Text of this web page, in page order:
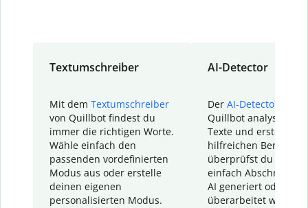
Textumschreiber
Mit dem Textumschreiber
von Quillbot findest du
immer die richtigen Worte.
Wähle einfach den
passenden vordefinierten
Modus aus oder erstelle
deinen eigenen
personalisierten Modus.
AI-Detector
Der AI-Detector
Quillbot analysiert
Texte und erstellt
hilfreichen Bericht.
überprüfst du
einfach Abschnitte,
AI generiert oder
überarbeitet wurden.